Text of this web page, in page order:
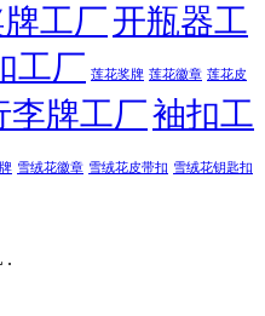
工厂开瓶器工
工厂 莲花奖牌 莲花徽章 莲花皮
李牌工厂袖扣工
雪绒花徽章 雪绒花皮带扣 雪绒花钥匙扣
.